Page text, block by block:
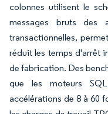
colonnes utilisent le
messages bruts des
transactionnelles,
réduit les temps d'arrêt
de fabrication. Des
que les moteurs
accélérations de 8 à 60